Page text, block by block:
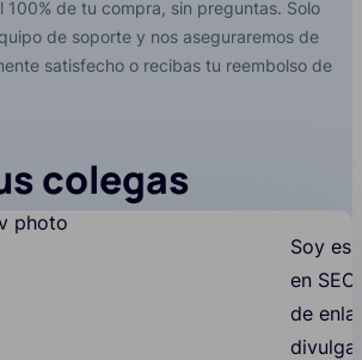
100% de tu compra, sin preguntas. Solo
de soporte y nos aseguraremos de
satisfecho o recibas tu reembolso de
colegas
Soy
en
de